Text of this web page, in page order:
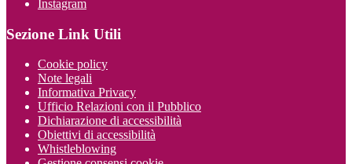
Instagram
Sezione Link Utili
Cookie policy
Note legali
Informativa Privacy
Ufficio Relazioni con il Pubblico
Dichiarazione di accessibilità
Obiettivi di accessibilità
Whistleblowing